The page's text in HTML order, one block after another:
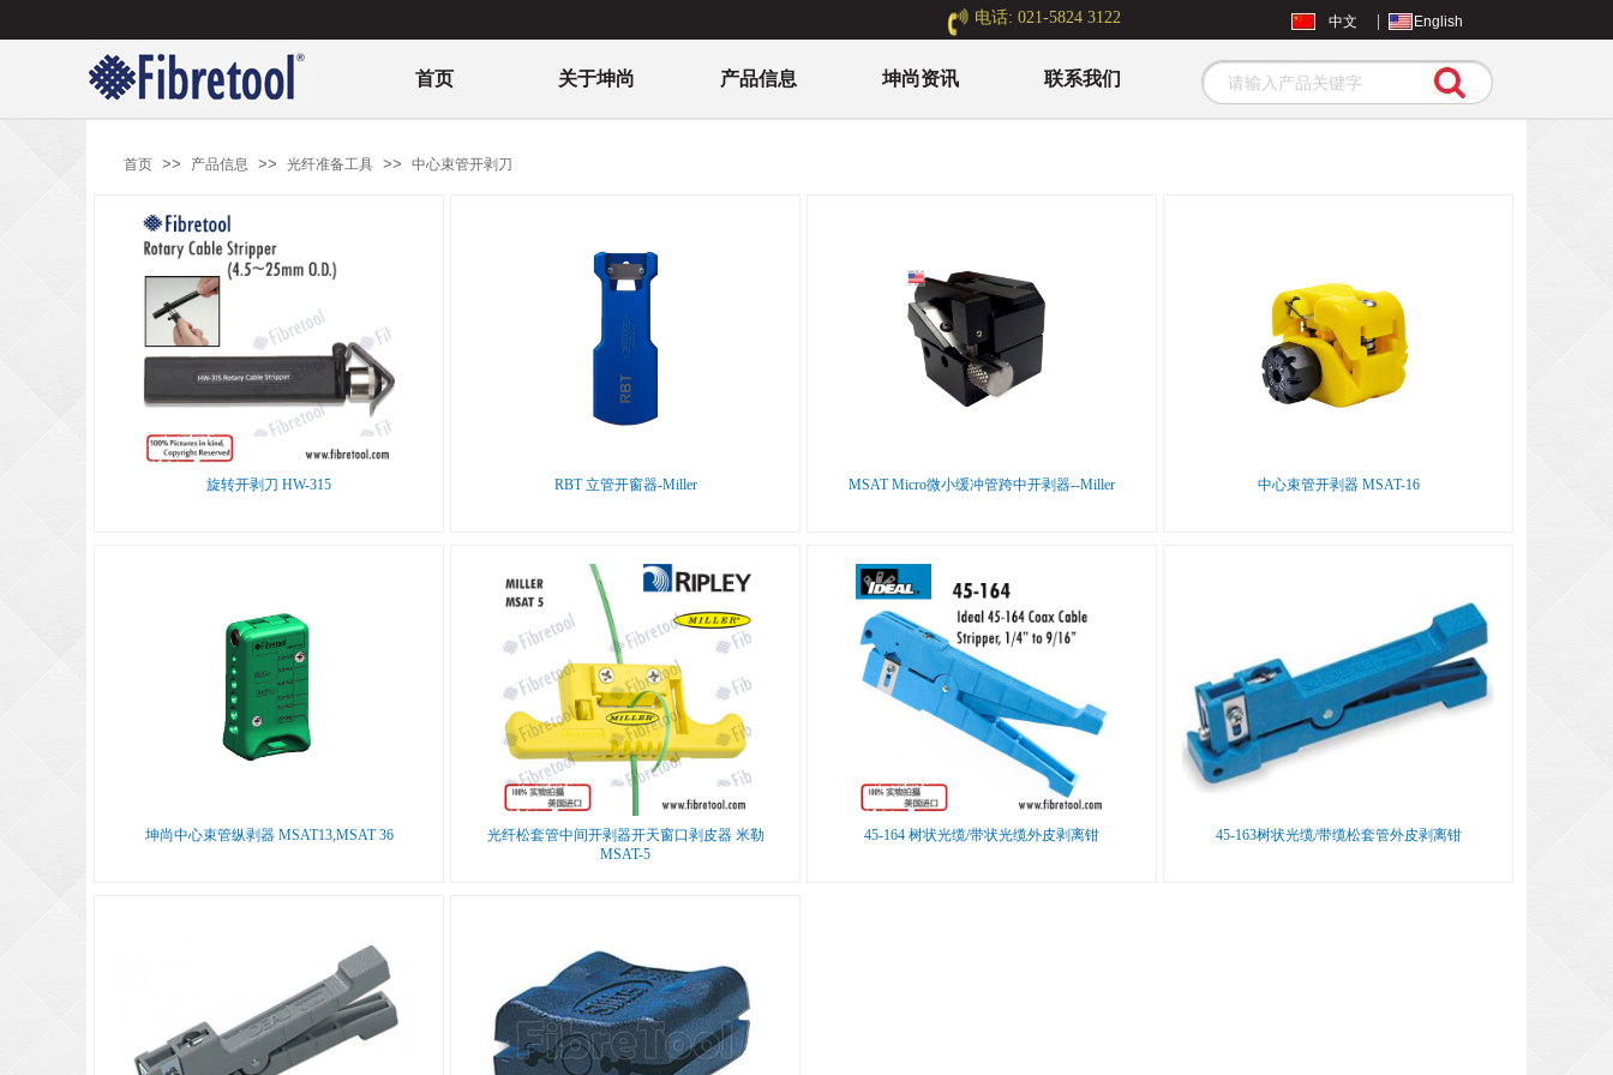
中文 | English
首页 关于坤尚 产品信息 坤尚资讯 联系我们
电话: 021-5824 3122
Search
首页 >> 产品信息 >> 光纤准备工具 >> 中心束管开剥刀
旋转开剥刀 HW-315 RBT 立管开窗器-Miller MSAT Micro微小缓冲管跨中开剥器--Miller 中心束管开剥器 MSAT-16
坤尚中心束管纵剥器 MSAT13,MSAT 36
光纤松套管中间开剥器开天窗口剥皮器 米勒
MSAT-5
45-164 树状光缆/带状光缆外皮剥离钳 45-163树状光缆/带缆松套管外皮剥离钳